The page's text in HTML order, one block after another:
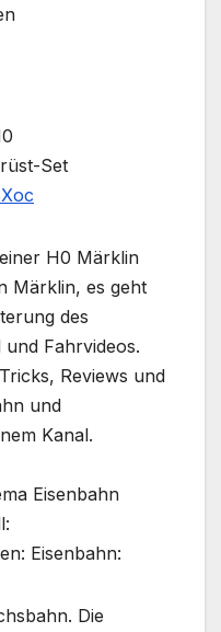
Set
H0 Märklin
Märklin, es geht
des
Fahrvideos.
Reviews und
und
Kanal.
Eisenbahn
Eisenbahn:
Die